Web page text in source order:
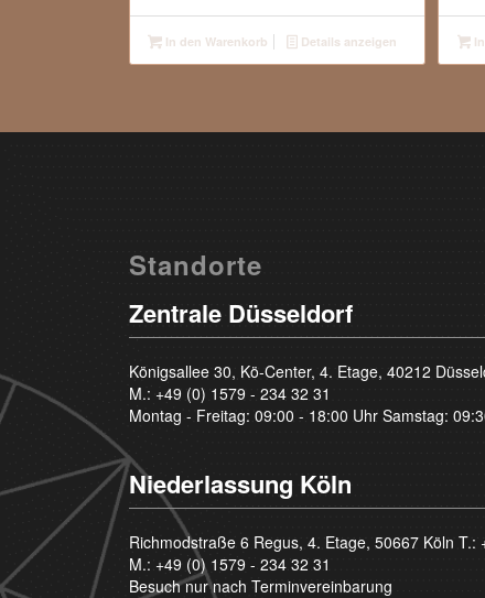
In den Warenkorb Details anzeigen
Standorte
Zentrale Düsseldorf
Königsallee 30, Kö-Center, 4. Etage, 40212
M.: +49 (0) 1579 - 234 32 31
Montag - Freitag: 09:00 - 18:00 Uhr Samstag:
Niederlassung Köln
Richmodstraße 6 Regus, 4. Etage, 50667 Köln T.:
M.: +49 (0) 1579 - 234 32 31
Besuch nur nach Terminvereinbarung